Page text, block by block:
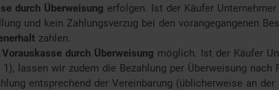
durch Überweisung erfolgen. Ist der Käufer
und kein Zahlungsverzug bei den vorangegangenen
zahlen.
Vorauskasse durch Überweisung möglich. Ist der Käufer
lassen wir zudem die Bezahlung per Überweisung nach
entsprechend der Vereinbarung (üblicherweise an